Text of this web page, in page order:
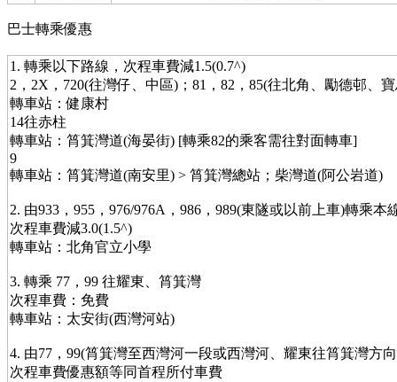
巴士轉乘優惠
1. 轉乘以下路線，次程車費減1.5(0.7^)
2，2X，720(往灣仔、中區)；81，82，85(往北角、勵德邨、
轉車站：健康村
14往赤柱
轉車站：筲箕灣道(海晏街) [轉乘82的乘客需往對面轉車]
9
轉車站：筲箕灣道(南安里) > 筲箕灣總站；柴灣道(阿公岩道)
2. 由933，955，976/976A，986，989(東隧或以前上車)轉乘本
次程車費減3.0(1.5^)
轉車站：北角官立小學
3. 轉乘 77，99 往耀東、筲箕灣
次程車費：免費
轉車站：太安街(西灣河站)
4. 由77，99(筲箕灣至西灣河一段或西灣河、耀東往筲箕灣方
次程車費優惠額等同首程所付車費